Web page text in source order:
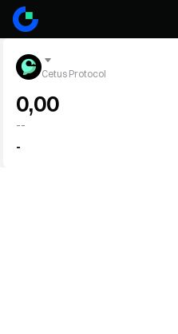
Cetus Protocol
0,00
--
-